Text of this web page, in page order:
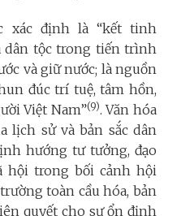
xác định là “kết tinh
dân tộc trong tiến trình
và giữ nước; là nguồn
đúc trí tuệ, tâm hồn,
Việt Nam”(9). Văn hóa
lịch sử và bản sắc dân
hướng tư tưởng, đạo
hội trong bối cảnh hội
toàn cầu hóa, bản
quyết cho sự ổn định